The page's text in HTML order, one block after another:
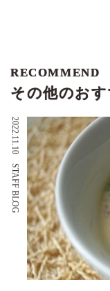
RECOMMEND
その他のお
2022.11.10
STAFF BLOG